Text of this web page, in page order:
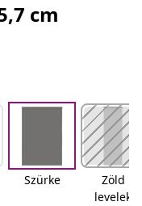
cm
Szürke
Zöld
levelek